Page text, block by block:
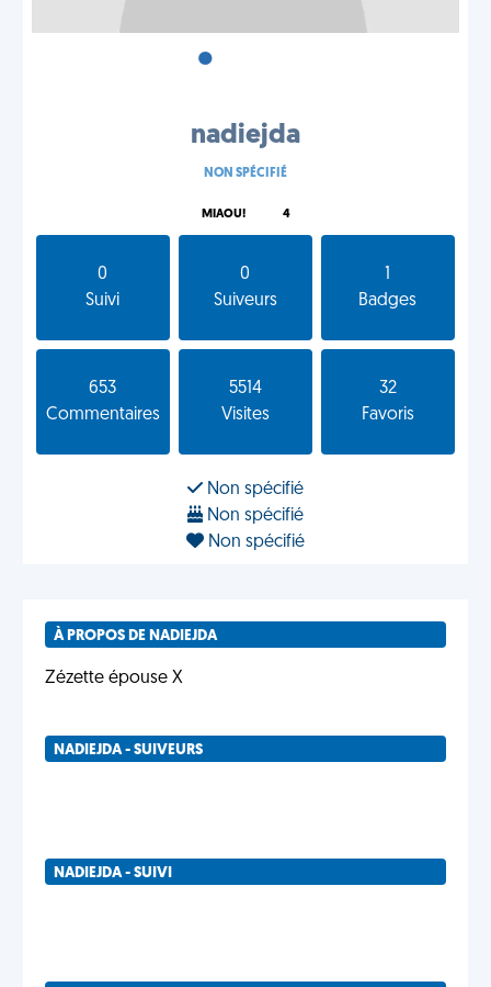
•
nadiejda
NON SPÉCIFIÉ
MIAOU! 4
0
Suivi
0
Suiveurs
Badges
653
Commentaires
5514
Visites
32
Favoris
Non spécifié
Non spécifié
Non spécifié
À PROPOS DE NADIEJDA
Zézette épouse X
NADIEJDA - SUIVEURS
NADIEJDA - SUIVI